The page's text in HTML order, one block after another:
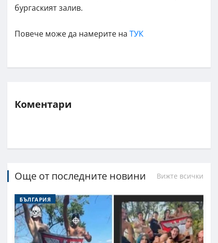
бургаският залив.
Повече може да намерите на ТУК
Коментари
Още от последните новини Вижте всички
БЪЛГАРИЯ